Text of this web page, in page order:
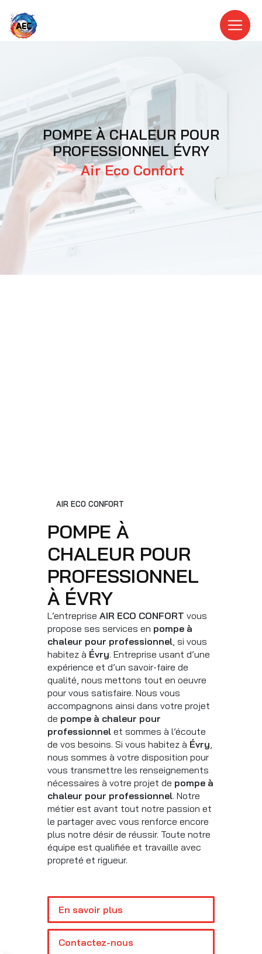
POMPE À CHALEUR POUR
PROFESSIONNEL ÉVRY
Air Eco Confort
AIR ECO CONFORT
POMPE À
CHALEUR POUR
PROFESSIONNEL
À ÉVRY
L’entreprise AIR ECO CONFORT vous
propose ses services en pompe à
chaleur pour professionnel, si vous
habitez à Évry. Entreprise usant d’une
expérience et d’un savoir-faire de
qualité, nous mettons tout en oeuvre
pour vous satisfaire. Nous vous
accompagnons ainsi dans votre projet
de pompe à chaleur pour
professionnel et sommes à l’écoute
de vos besoins. Si vous habitez à Évry,
nous sommes à votre disposition pour
vous transmettre les renseignements
nécessaires à votre projet de pompe à
chaleur pour professionnel. Notre
métier est avant tout notre passion et
le partager avec vous renforce encore
plus notre désir de réussir. Toute notre
équipe est qualifiée et travaille avec
propreté et rigueur.
En savoir plus
Contactez-nous